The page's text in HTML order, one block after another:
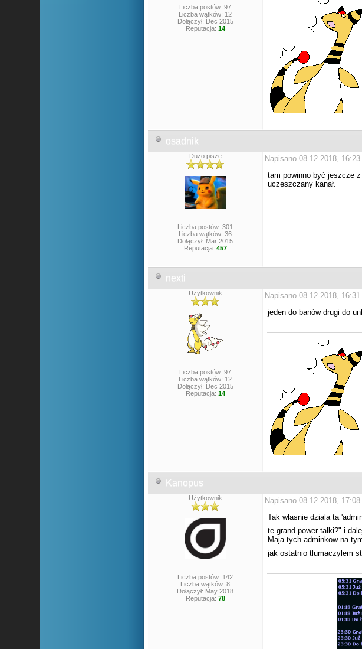
Liczba postów: 97
Liczba wątków: 12
Dołączył: Dec 2015
Reputacja: 14
osadnik
Dużo pisze
Liczba postów: 301
Liczba wątków: 36
Dołączył: Mar 2015
Reputacja: 457
Napisano 08-12-2018, 16:23
tam powinno być jeszcze
uczęszczany kanał.
nexti
Użytkownik
Liczba postów: 97
Liczba wątków: 12
Dołączył: Dec 2015
Reputacja: 14
Napisano 08-12-2018, 16:31
jeden do banów drugi do
Kanopus
Użytkownik
Liczba postów: 142
Liczba wątków: 8
Dołączył: May 2018
Reputacja: 78
Napisano 08-12-2018, 17:08
Tak wlasnie dziala ta
te grand power talki?" i
Maja tych adminkow na
jak ostatnio tlumaczylem